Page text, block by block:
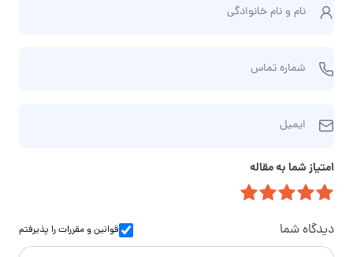
و
م‌
ا
ن
ا
د
نام و نام‌ خانوادگی
م
ر
ا
شماره تماس
ی
ی
ل
ایمیل
امتیاز شما به مقاله
دیدگاه شما قوانین و مقرراترا پذیرفتم